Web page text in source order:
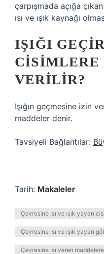
çarpışmada açığa
ısı ve ışık kaynağı
IŞIĞI
CISIMLERE
VERILIR?
Işığın geçmesine izin
maddeler denir.
Tavsiyeli Bağlantılar:
Tarih: Makaleler
Çevresine ısı ve ışık yayan
Çevresine ısı ve ışık yayan
Çevresine ısı veren